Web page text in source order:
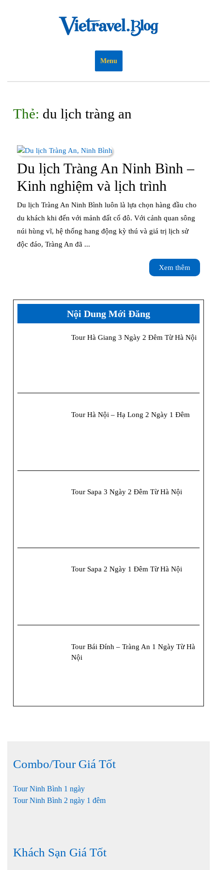
Menu
Thẻ: du lịch tràng an
Du lịch Tràng An Ninh Bình –
Kinh nghiệm và lịch trình
lịch
Tràng
An
Ninh
Bình
Kinh
nghiệm
và
Du lịch Tràng An Ninh Bình luôn là lựa chọn hàng đầu cho
du khách khi đến với mảnh đất cố đô. Với cảnh quan sông
núi hùng vĩ, hệ thống hang động kỳ thú và giá trị lịch sử
độc đáo, Tràng An đã ...
Xem thêm
thêm
Nội Dung Mới Đăng
Tour Hà Giang 3 Ngày 2 Đêm Từ Hà Nội
Tour Hà Nội – Hạ Long 2 Ngày 1 Đêm
Tour Sapa 3 Ngày 2 Đêm Từ Hà Nội
Tour Sapa 2 Ngày 1 Đêm Từ Hà Nội
Tour Bái Đính – Tràng An 1 Ngày Từ Hà
Nội
Combo/Tour Giá Tốt
Tour Ninh Bình 1 ngày
Tour Ninh Bình 2 ngày 1 đêm
Khách Sạn Giá Tốt